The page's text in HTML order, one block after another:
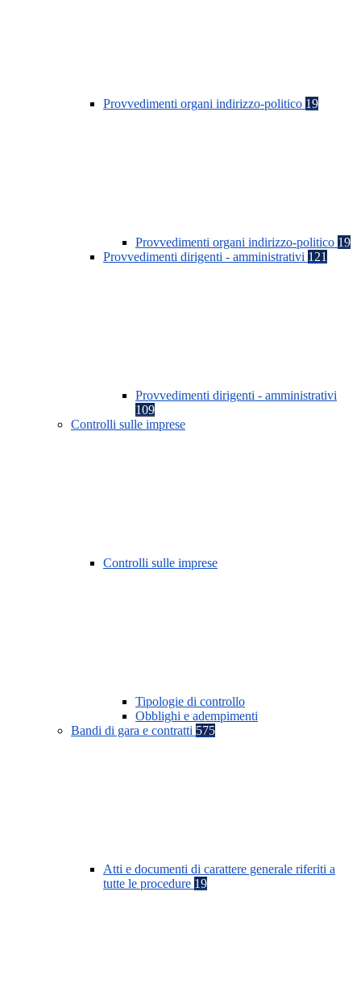
Provvedimenti organi indirizzo-politico 19
Provvedimenti organi indirizzo-politico 19
Provvedimenti dirigenti - amministrativi 121
Provvedimenti dirigenti - amministrativi
109
Controlli sulle imprese
Controlli sulle imprese
Tipologie di controllo
Obblighi e adempimenti
Bandi di gara e contratti 575
Atti e documenti di carattere generale riferiti a
tutte le procedure 19